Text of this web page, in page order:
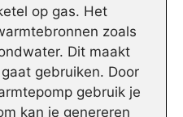
op gas. Het
zoals
Dit maakt
gebruiken. Door
gebruik je
kan je genereren